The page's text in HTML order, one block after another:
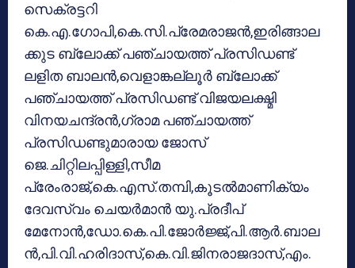
സെക്രട്ടറി
കെ.എ.ഗോപി,കെ.സി.പ്രേമരാജൻ,ഇരിങ്ങാല
ക്കുട ബ്ലോക്ക് പഞ്ചായത്ത് പ്രസിഡണ്ട്
ലളിത ബാലൻ,വെളാങ്കല്ലൂർ ബ്ലോക്ക്
പഞ്ചായത്ത് പ്രസിഡണ്ട് വിജയലക്ഷ്മി
വിനയചന്ദ്രൻ,ഗ്രാമ പഞ്ചായത്ത്
പ്രസിഡണ്ടുമാരായ ജോസ്
ജെ.ചിറ്റിലപ്പിള്ളി,സീമ
പ്രേംരാജ്,കെ.എസ്.തമ്പി,കൂടൽമാണിക്യം
ദേവസ്വം ചെയർമാൻ യു.പ്രദീപ്
മേനോൻ,ഡോ.കെ.പി.ജോർജ്ജ്,പി.ആർ.ബാല
ൻ,പി.വി.ഹരിദാസ്,കെ.വി.ജിനരാജദാസ്,എം.